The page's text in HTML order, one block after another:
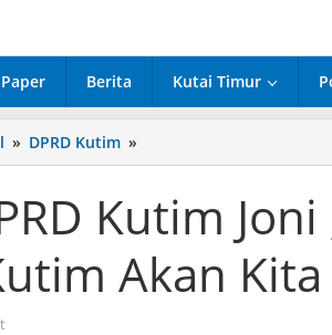
Berita Kutai Timur
» DPRD Kutim »
DPRD
Joni
,Pelaksanaan
RPJMD
Kutim
Kutim
Akan